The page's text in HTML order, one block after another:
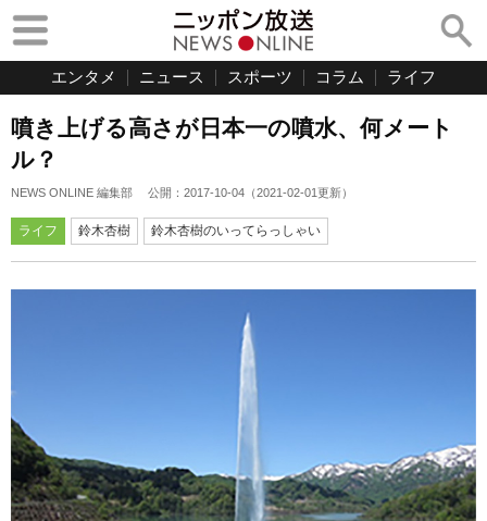
エンタメ ニュース スポーツ コラム ライフ
噴き上げる高さが日本一の噴水、何メート
ル？
NEWS ONLINE 編集部 公開： 2017-10-04 （2021-02-01更新）
ライフ 鈴木杏樹 鈴木杏樹のいってらっしゃい